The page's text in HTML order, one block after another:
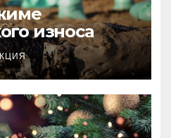
износа